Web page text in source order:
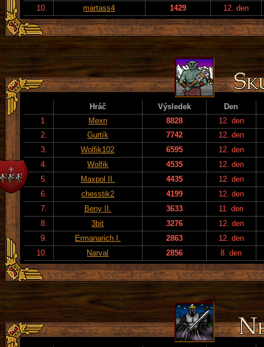
10.
martass4 1429 12. den
Hráč Výsledek
Den
1.
Mexn 8828
12. den
2.
Gurtík 7742
12. den
3.
Wolfik102 6595
12. den
4.
Wolfik 4535
12. den
5.
Maxpol II. 4435
12. den
6.
chesstik2 4199
12. den
7.
Beny II. 3633
11. den
8.
3bit 3276
12. den
9.
Ermanarich I. 2863
12. den
10.
Narval 2856 8. den